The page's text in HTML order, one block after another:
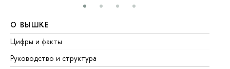
О ВЫШКЕ
Цифры и факты
Руководство и структура